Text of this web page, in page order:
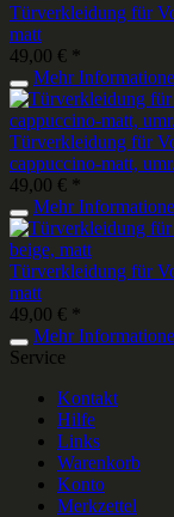
Türverkleidung für
matt
49,00 € *
Mehr
Türverkleidung für
cappuccino-matt,
49,00 € *
Mehr
Türverkleidung für
matt
49,00 € *
Mehr
Service
Kontakt
Hilfe
Links
Warenkorb
Konto
Merkzettel